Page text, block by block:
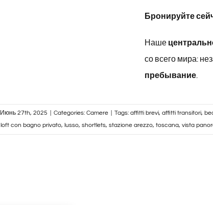
Бронируйте
Наше
со всего мира:
пребывание.
Июнь 27th, 2025 Categories: Camere Tags: affitti brevi, affitti transitori,
loft con bagno privato, lusso, shortlets, stazione arezzo, toscana, vista